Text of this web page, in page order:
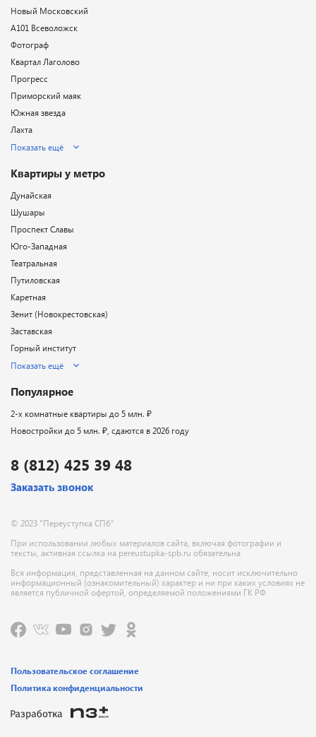
8 (812) 425 39 48
Заказать звонок
© 2023 "Переуступка СПб"
При использовании любых материалов сайта, включая фотографии и
тексты, активная ссылка на pereustupka-spb.ru обязательна
Вся информация, представленная на данном сайте, носит исключительно
информационный (ознакомительный) характер и ни при каких условиях не
является публичной офертой, определяемой положениями ГК РФ
Новый Московский
А101 Всеволожск
Фотограф
Квартал Лаголово
Прогресс
Приморский маяк
Южная звезда
Лахта
Показать ещё
Квартиры у метро
Дунайская
Шушары
Проспект Славы
Юго-Западная
Театральная
Путиловская
Каретная
Зенит (Новокрестовская)
Заставская
Горный институт
Показать ещё
Популярное
2-х комнатные квартиры до 5 млн. ₽
Новостройки до 5 млн. ₽, сдаются в 2026 году
Пользовательское соглашение
Политика конфиденциальности